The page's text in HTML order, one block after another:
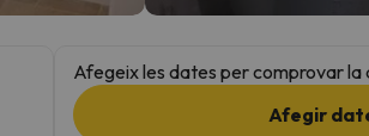
Afegeix les dates per comprovar la
Afegir